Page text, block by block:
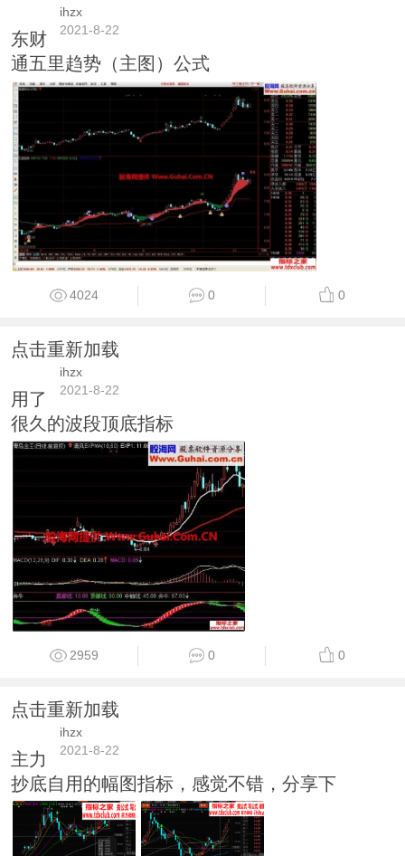
ihzx
2021-8-22
东财
通五里趋势（主图）公式
4024 0 0
点击重新加载
ihzx
2021-8-22
用了
很久的波段顶底指标
2959 0 0
点击重新加载
ihzx
2021-8-22
主力
抄底自用的幅图指标，感觉不错，分享下